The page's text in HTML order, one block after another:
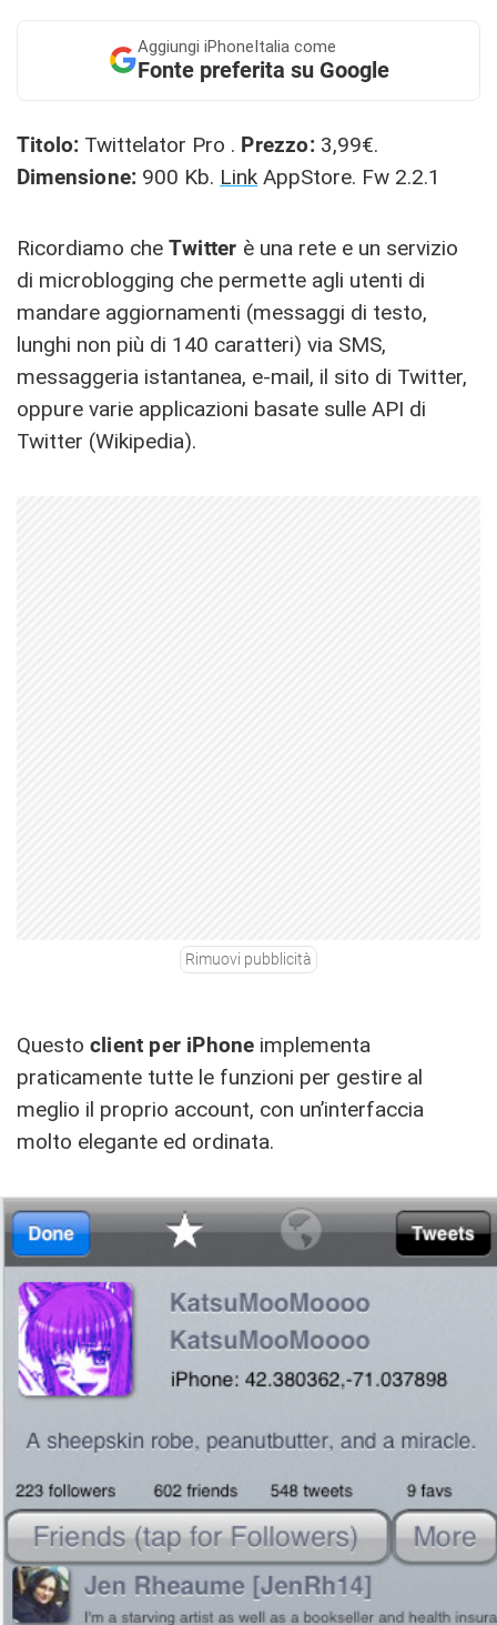
Aggiungi iPhoneItalia come
Fonte preferita su Google
Titolo: Twittelator Pro . Prezzo:3,99€.
Dimensione: 900 Kb. Link AppStore. Fw 2.2.1
Ricordiamo che Twitter è una rete e un servizio
di microblogging che permette agli utenti di
mandare aggiornamenti (messaggi di testo,
lunghi non più di 140 caratteri) via SMS,
messaggeria istantanea, e-mail, il sito di Twitter,
oppure varie applicazioni basate sulle API di
Twitter (Wikipedia).
Rimuovi pubblicità
Questo client per iPhone implementa
praticamente tutte le funzioni per gestire al
meglio il proprio account, con un’interfaccia
molto elegante ed ordinata.